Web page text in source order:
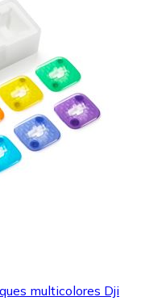
multicolores Dji